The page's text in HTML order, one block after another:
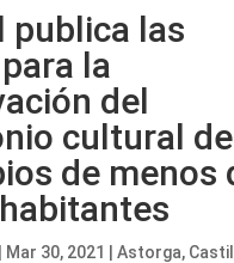
publica las
la
del
cultural
de menos
Mar 30, 2021 Astorga,